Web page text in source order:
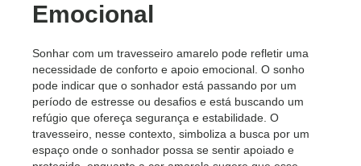
Emocional
Sonhar com um travesseiro amarelo pode refletir uma
necessidade de conforto e apoio emocional. O sonho
pode indicar que o sonhador está passando por um
período de estresse ou desafios e está buscando um
refúgio que ofereça segurança e estabilidade. O
travesseiro, nesse contexto, simboliza a busca por um
espaço onde o sonhador possa se sentir apoiado e